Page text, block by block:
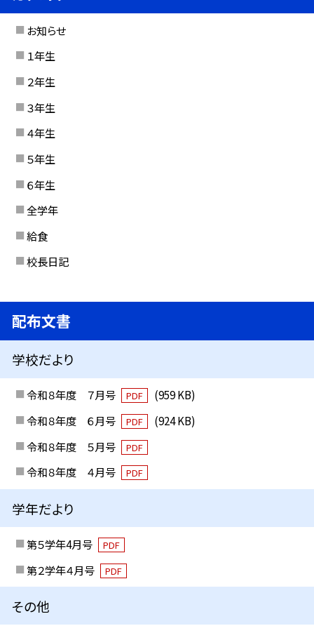
お知らせ
１年生
２年生
３年生
４年生
５年生
６年生
全学年
給食
校長日記
配布文書
学校だより
令和８年度 ７月号 PDF
(959 KB)
令和８年度 ６月号
PDF
(924 KB)
令和８年度 ５月号
PDF
令和８年度 ４月号 PDF
学年だより
第５学年4月号 PDF
第２学年４月号 PDF
その他